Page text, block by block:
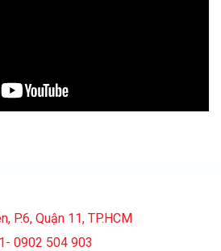
P.6, Quận 11, TP.HCM
0902 504 903